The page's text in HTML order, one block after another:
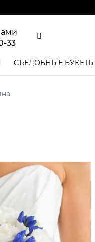
33
СЪЕДОБНЫЕ БУКЕТЫ